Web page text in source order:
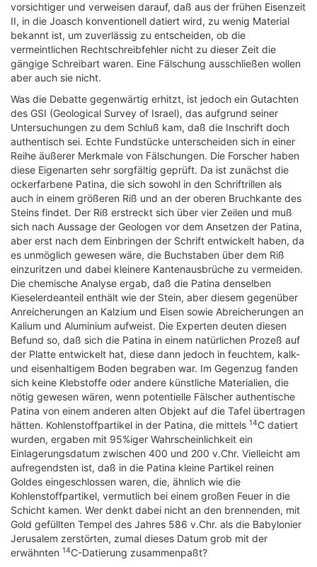
vorsichtiger und verweisen darauf, daß aus der frühen Eisenzeit
II, in die Joasch konventionell datiert wird, zu wenig Material
bekannt ist, um zuverlässig zu entscheiden, ob die
vermeintlichen Rechtschreibfehler nicht zu dieser Zeit die
gängige Schreibart waren. Eine Fälschung ausschließen wollen
aber auch sie nicht.
Was die Debatte gegenwärtig erhitzt, ist jedoch ein Gutachten
des GSI (Geological Survey of Israel), das aufgrund seiner
Untersuchungen zu dem Schluß kam, daß die Inschrift doch
authentisch sei. Echte Fundstücke unterscheiden sich in einer
Reihe äußerer Merkmale von Fälschungen. Die Forscher haben
diese Eigenarten sehr sorgfältig geprüft. Da ist zunächst die
ockerfarbene Patina, die sich sowohl in den Schriftrillen als
auch in einem größeren Riß und an der oberen Bruchkante des
Steins findet. Der Riß erstreckt sich über vier Zeilen und muß
sich nach Aussage der Geologen vor dem Ansetzen der Patina,
aber erst nach dem Einbringen der Schrift entwickelt haben, da
es unmöglich gewesen wäre, die Buchstaben über dem Riß
einzuritzen und dabei kleinere Kantenausbrüche zu vermeiden.
Die chemische Analyse ergab, daß die Patina denselben
Kieselerdeanteil enthält wie der Stein, aber diesem gegenüber
Anreicherungen an Kalzium und Eisen sowie Abreicherungen an
Kalium und Aluminium aufweist. Die Experten deuten diesen
Befund so, daß sich die Patina in einem natürlichen Prozeß auf
der Platte entwickelt hat, diese dann jedoch in feuchtem, kalk-
und eisenhaltigem Boden begraben war. Im Gegenzug fanden
sich keine Klebstoffe oder andere künstliche Materialien, die
nötig gewesen wären, wenn potentielle Fälscher authentische
Patina von einem anderen alten Objekt auf die Tafel übertragen
hätten. Kohlenstoffpartikel in der Patina, die mittels 14C datiert
wurden, ergaben mit 95%iger Wahrscheinlichkeit ein
Einlagerungsdatum zwischen 400 und 200 v.Chr. Vielleicht am
aufregendsten ist, daß in die Patina kleine Partikel reinen
Goldes eingeschlossen waren, die, ähnlich wie die
Kohlenstoffpartikel, vermutlich bei einem großen Feuer in die
Schicht kamen. Wer denkt dabei nicht an den brennenden, mit
Gold gefüllten Tempel des Jahres 586 v.Chr. als die Babylonier
Jerusalem zerstörten, zumal dieses Datum grob mit der
erwähnten 14C-Datierung zusammenpaßt?